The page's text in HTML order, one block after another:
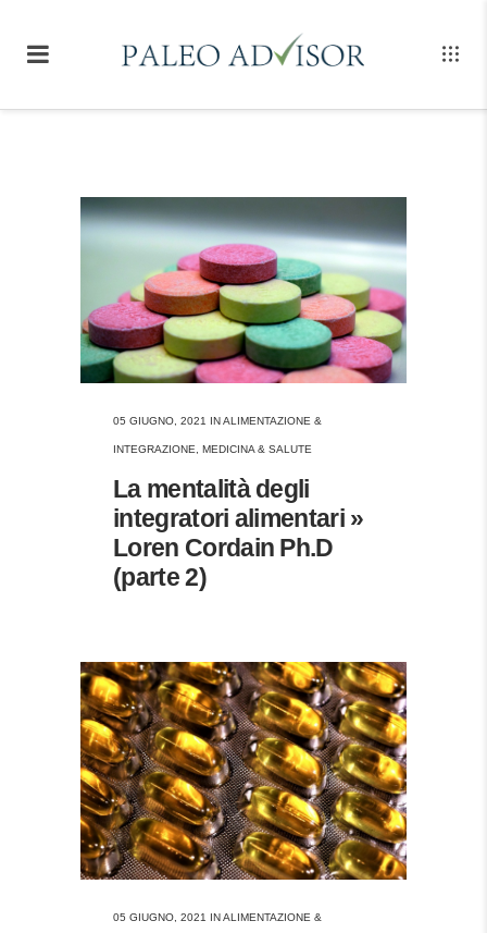
05 GIUGNO, 2021 INALIMENTAZIONE &
INTEGRAZIONE MEDICINA & SALUTE
La mentalità degli
integratori alimentari »
Loren Cordain Ph.D
(parte 2)
05 GIUGNO, 2021 INALIMENTAZIONE &